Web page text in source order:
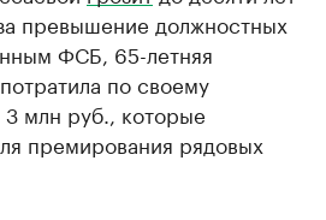
превышение должностных
ФСБ, 65-летняя
по своему
млн руб., которые
премирования рядовых